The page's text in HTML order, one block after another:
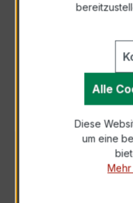
Der EASKD 31.5
Alle
Diese
um eine
Mehr